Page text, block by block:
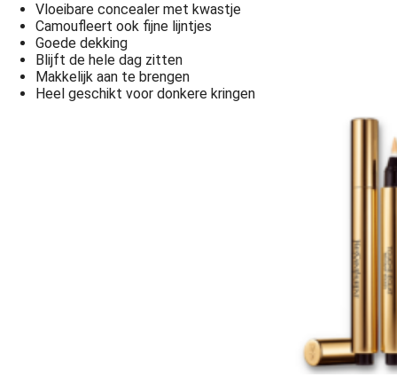
Vloeibare concealer met kwastje
Camoufleert ook fijne lijntjes
Goede dekking
Blijft de hele dag zitten
Makkelijk aan te brengen
Heel geschikt voor donkere kringen